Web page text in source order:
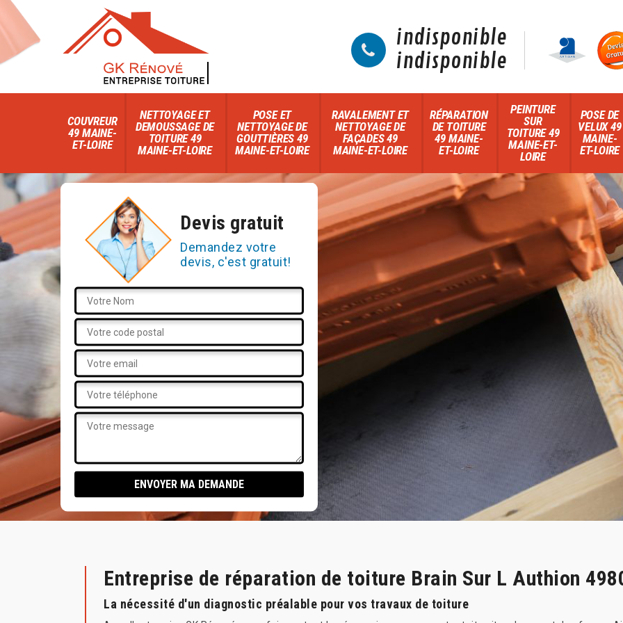
indisponible
indisponible
COUVREUR
49 MAINE-
ET-LOIRE
NETTOYAGE ET
DEMOUSSAGE DE
TOITURE 49
MAINE-ET-LOIRE
POSE ET
NETTOYAGE DE
GOUTTIÈRES 49
MAINE-ET-LOIRE
RAVALEMENT ET
NETTOYAGE DE
FAÇADES 49
MAINE-ET-LOIRE
RÉPARATION
DE TOITURE
49 MAINE-
ET-LOIRE
PEINTURE
SUR
TOITURE 49
MAINE-ET-
LOIRE
POSE DE
VELUX 49
MAINE-
ET-LOIRE
Devis gratuit
Demandez votre
devis, c'est gratuit!
Entreprise de réparation de toiture Brain Sur L Authion
La nécessité d'un diagnostic préalable pour vos travaux de toiture